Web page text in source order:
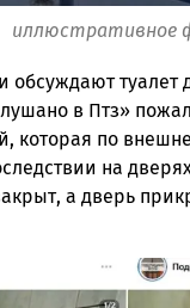
иллюстративное
обсуждают туалет
в Птз»
которая по
на
а дверь